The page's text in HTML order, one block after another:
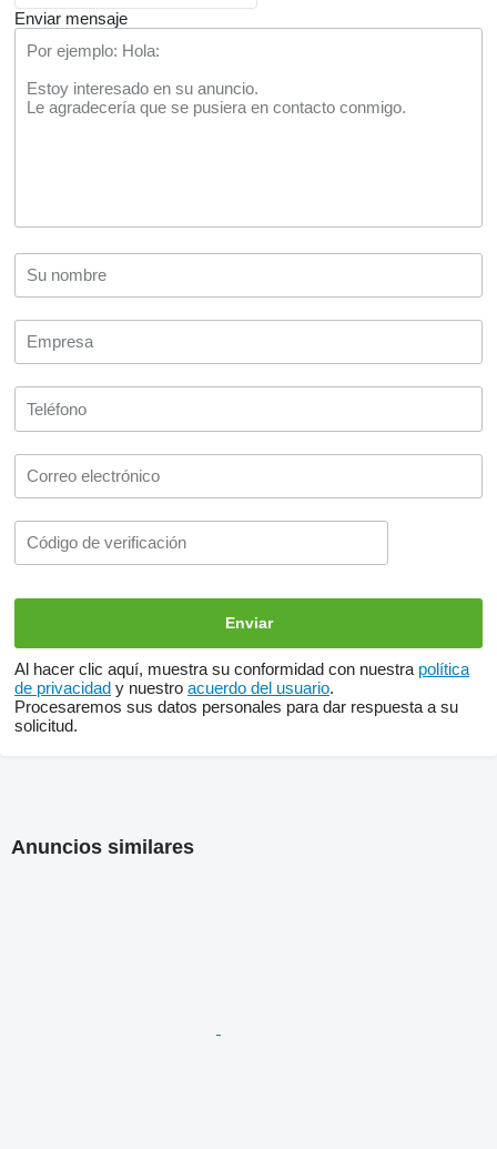
Enviar mensaje
Al hacer clic aquí, muestra su conformidad con nuestra política
de privacidad y nuestro acuerdo del usuario.
Procesaremos sus datos personales para dar respuesta a su
solicitud.
Anuncios similares